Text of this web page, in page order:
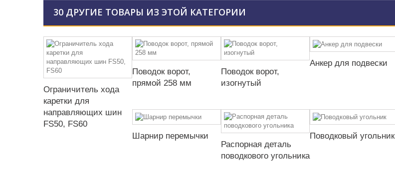
30 ДРУГИЕ ТОВАРЫ ИЗ ЭТОЙ КАТЕГОРИИ
Ограничитель хода
каретки для
направляющих шин
FS50, FS60
Поводок ворот,
прямой 258 мм
Поводок ворот,
изогнутый
Анкер для подвески
Шарнир перемычки
Распорная деталь
поводкового угольника
Поводковый угольник